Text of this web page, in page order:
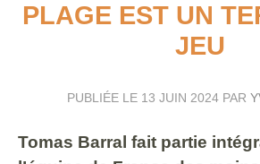
PLAGE EST UN
JEU
PUBLIÉE LE 13 JUIN 2024 PAR
Tomas Barral fait partie